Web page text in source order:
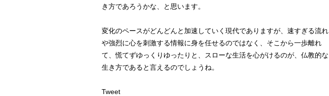
き方であろうかな、と思います。
変化のペースがどんどんと加速していく現代でありますが、速すぎる流れ
や強烈に心を刺激する情報に身を任せるのではなく、そこから一歩離れ
て、慌てずゆっくりゆったりと、スローな生活を心がけるのが、仏教的な
生き方であると言えるのでしょうね。
Tweet